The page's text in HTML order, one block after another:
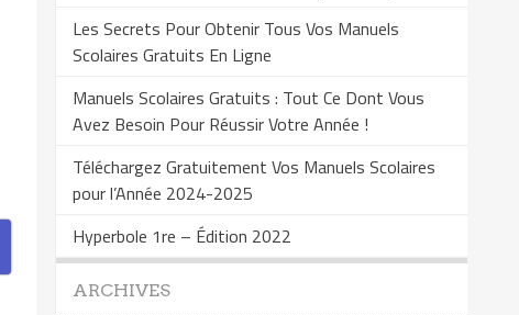
Les Secrets Pour Obtenir Tous Vos Manuels
Scolaires Gratuits En Ligne
Manuels Scolaires Gratuits : Tout Ce Dont Vous
Avez Besoin Pour Réussir Votre Année !
Téléchargez Gratuitement Vos Manuels Scolaires
pour l’Année 2024-2025
Hyperbole 1re – Édition 2022
ARCHIVES